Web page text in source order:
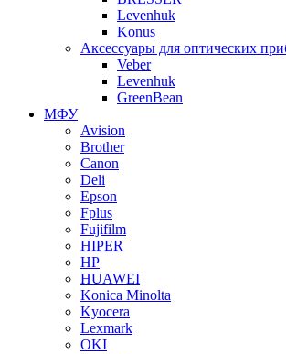
Levenhuk
Konus
Аксессуары для оптических
Veber
Levenhuk
GreenBean
МФУ
Avision
Brother
Canon
Deli
Epson
Fplus
Fujifilm
HIPER
HP
HUAWEI
Konica Minolta
Kyocera
Lexmark
OKI